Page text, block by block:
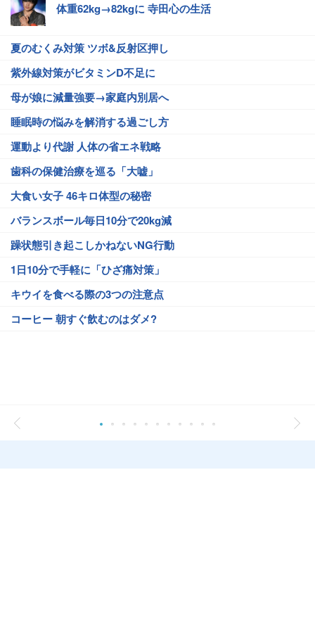
体重62kg→82kgに 寺田心の生活
夏のむくみ対策 ツボ&反射区押し
紫外線対策がビタミンD不足に
母が娘に減量強要→家庭内別居へ
睡眠時の悩みを解消する過ごし方
運動より代謝 人体の省エネ戦略
歯科の保健治療を巡る「大嘘」
大食い女子 46キロ体型の秘密
バランスボール毎日10分で20kg減
躁状態引き起こしかねないNG行動
1日10分で手軽に「ひざ痛対策」
キウイを食べる際の3つの注意点
コーヒー 朝すぐ飲むのはダメ?